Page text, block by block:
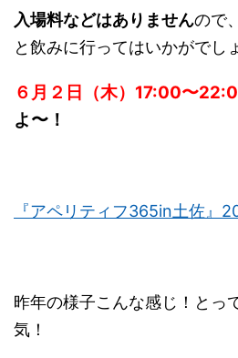
入場料などはありませんので
と飲みに行ってはいかがでし
６月２日（木）17:00〜
よ〜！
『アペリティフ365in土佐』
昨年の様子こんな感じ！とっ
気！